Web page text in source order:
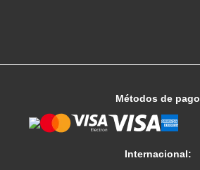
Métodos de pago
Internacional: